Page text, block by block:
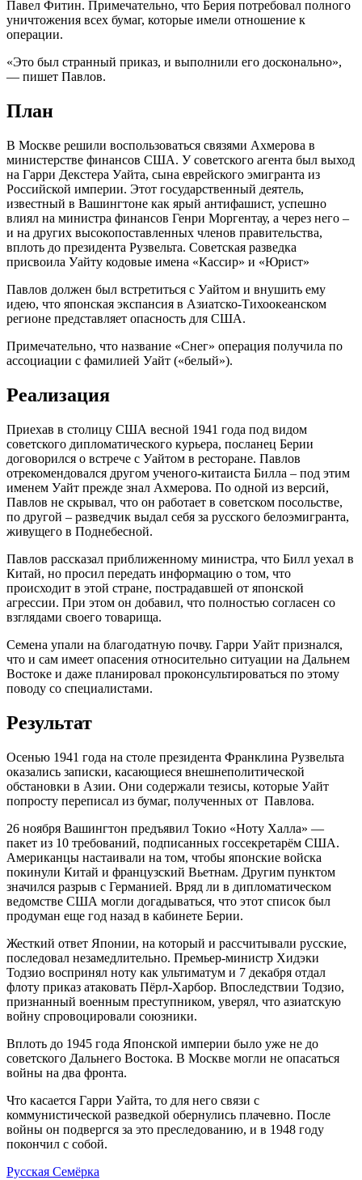
Павел Фитин. Примечательно, что Берия потребовал полного
уничтожения всех бумаг, которые имели отношение к
операции.
«Это был странный приказ, и выполнили его досконально»,
— пишет Павлов.
План
В Москве решили воспользоваться связями Ахмерова в
министерстве финансов США. У советского агента был выход
на Гарри Декстера Уайта, сына еврейского эмигранта из
Российской империи. Этот государственный деятель,
известный в Вашингтоне как ярый антифашист, успешно
влиял на министра финансов Генри Моргентау, а через него –
и на других высокопоставленных членов правительства,
вплоть до президента Рузвельта. Советская разведка
присвоила Уайту кодовые имена «Кассир» и «Юрист»
Павлов должен был встретиться с Уайтом и внушить ему
идею, что японская экспансия в Азиатско-Тихоокеанском
регионе представляет опасность для США.
Примечательно, что название «Снег» операция получила по
ассоциации с фамилией Уайт («белый»).
Реализация
Приехав в столицу США весной 1941 года под видом
советского дипломатического курьера, посланец Берии
договорился о встрече с Уайтом в ресторане. Павлов
отрекомендовался другом ученого-китаиста Билла – под этим
именем Уайт прежде знал Ахмерова. По одной из версий,
Павлов не скрывал, что он работает в советском посольстве,
по другой – разведчик выдал себя за русского белоэмигранта,
живущего в Поднебесной.
Павлов рассказал приближенному министра, что Билл уехал в
Китай, но просил передать информацию о том, что
происходит в этой стране, пострадавшей от японской
агрессии. При этом он добавил, что полностью согласен со
взглядами своего товарища.
Семена упали на благодатную почву. Гарри Уайт признался,
что и сам имеет опасения относительно ситуации на Дальнем
Востоке и даже планировал проконсультироваться по этому
поводу со специалистами.
Результат
Осенью 1941 года на столе президента Франклина Рузвельта
оказались записки, касающиеся внешнеполитической
обстановки в Азии. Они содержали тезисы, которые Уайт
попросту переписал из бумаг, полученных от Павлова.
26 ноября Вашингтон предъявил Токио «Ноту Халла» —
пакет из 10 требований, подписанных госсекретарём США.
Американцы настаивали на том, чтобы японские войска
покинули Китай и французский Вьетнам. Другим пунктом
значился разрыв с Германией. Вряд ли в дипломатическом
ведомстве США могли догадываться, что этот список был
продуман еще год назад в кабинете Берии.
Жесткий ответ Японии, на который и рассчитывали русские,
последовал незамедлительно. Премьер-министр Хидэки
Тодзио воспринял ноту как ультиматум и 7 декабря отдал
флоту приказ атаковать Пёрл-Харбор. Впоследствии Тодзио,
признанный военным преступником, уверял, что азиатскую
войну спровоцировали союзники.
Вплоть до 1945 года Японской империи было уже не до
советского Дальнего Востока. В Москве могли не опасаться
войны на два фронта.
Что касается Гарри Уайта, то для него связи с
коммунистической разведкой обернулись плачевно. После
войны он подвергся за это преследованию, и в 1948 году
покончил с собой.
Русская Семёрка